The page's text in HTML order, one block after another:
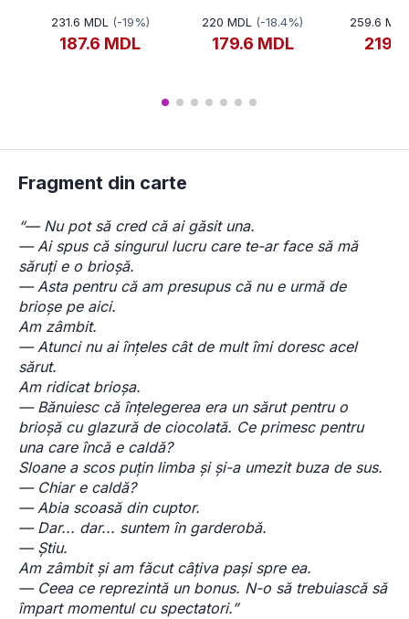
231.6 MDL (-19%)
187.6 MDL
220 MDL (-18.4%)
179.6 MDL
259.6 MDL
Fragment din carte
“— Nu pot să cred că ai găsit una.
— Ai spus că singurul lucru care te-ar face să mă
săruți e o brioșă.
— Asta pentru că am presupus că nu e urmă de
brioșe pe aici.
Am zâmbit.
— Atunci nu ai înțeles cât de mult îmi doresc acel
sărut.
Am ridicat brioșa.
— Bănuiesc că înțelegerea era un sărut pentru o
brioșă cu glazură de ciocolată. Ce primesc pentru
una care încă e caldă?
Sloane a scos puțin limba și și-a umezit buza de sus.
— Chiar e caldă?
— Abia scoasă din cuptor.
— Dar... dar... suntem în garderobă.
— Știu.
Am zâmbit și am făcut câțiva pași spre ea.
— Ceea ce reprezintă un bonus. N-o să trebuiască să
împart momentul cu spectatori.”